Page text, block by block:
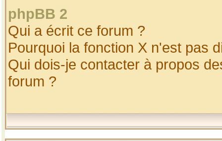
phpBB 2
Qui a écrit ce forum ?
Pourquoi la fonction X n'est pas
Qui dois-je contacter à propos
forum ?